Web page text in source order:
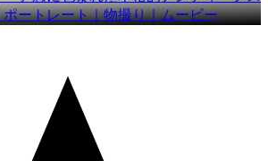
ートレート｜物撮り｜ムービー